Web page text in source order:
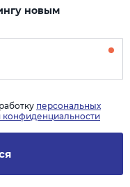
новым
персональных
конфиденциальности